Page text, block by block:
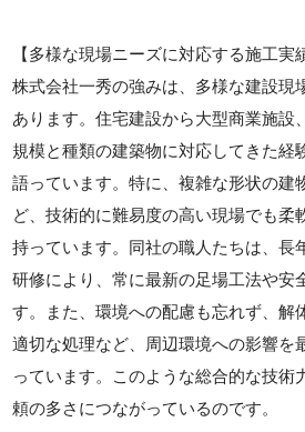
【多様な現場ニーズに対応する施工実
株式会社一秀の強みは、多様な建設現
あります。住宅建設から大型商業施設
規模と種類の建築物に対応してきた経
語っています。特に、複雑な形状の建
ど、技術的に難易度の高い現場でも柔
持っています。同社の職人たちは、長
研修により、常に最新の足場工法や安
す。また、環境への配慮も忘れず、解
適切な処理など、周辺環境への影響を
っています。このような総合的な技術
頼の多さにつながっているのです。